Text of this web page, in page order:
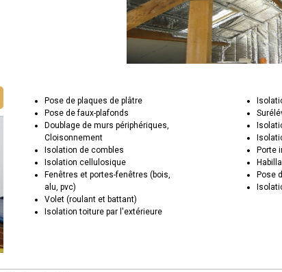
Pose de plaques de plâtre
Pose de faux-plafonds
Doublage de murs périphériques,
Cloisonnement
Isolation de combles
Isolation cellulosique
Fenêtres et portes-fenêtres (bois,
alu, pvc)
Volet (roulant et battant)
Isolation toiture par l'extérieure
Porte
Pose